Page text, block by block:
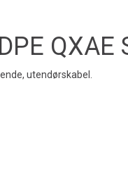
utendørskabel.